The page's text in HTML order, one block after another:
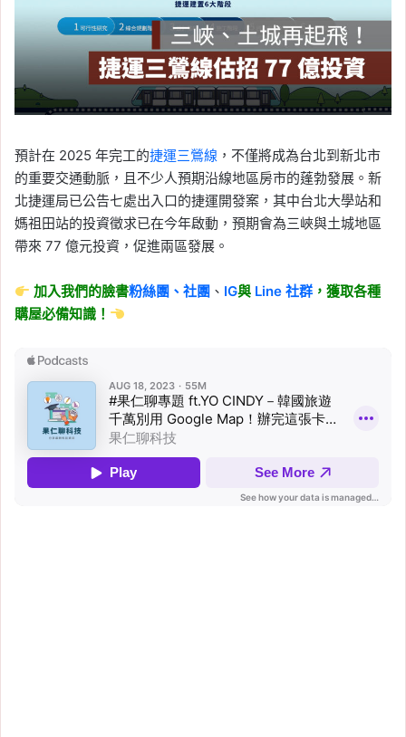
預計在 2025 年完工的捷運三鶯線 ，不僅將成為台北到新北市
的重要交通動脈，且不少人預期沿線地區房市的蓬勃發展。新
北捷運局已公告七處出入口的捷運開發案，其中台北大學站和
媽祖田站的投資徵求已在今年啟動，預期會為三峽與土城地區
帶來 77 億元投資，促進兩區發展。
加入我們的臉書粉絲團、社團 、 IG與 Line社群 ，獲取各種
購屋必備知識！